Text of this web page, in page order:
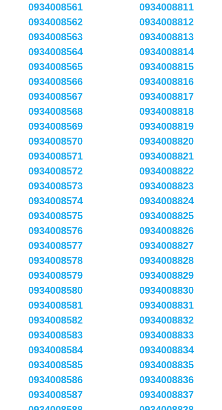
0934008561
0934008562
0934008563
0934008564
0934008565
0934008566
0934008567
0934008568
0934008569
0934008570
0934008571
0934008572
0934008573
0934008574
0934008575
0934008576
0934008577
0934008578
0934008579
0934008580
0934008581
0934008582
0934008583
0934008584
0934008585
0934008586
0934008587
0934008811
0934008812
0934008813
0934008814
0934008815
0934008816
0934008817
0934008818
0934008819
0934008820
0934008821
0934008822
0934008823
0934008824
0934008825
0934008826
0934008827
0934008828
0934008829
0934008830
0934008831
0934008832
0934008833
0934008834
0934008835
0934008836
0934008837